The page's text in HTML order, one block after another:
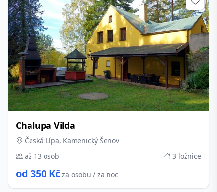
Chalupa Vilda
Česká Lípa, Kamenický Šenov
až 13 osob
3 ložnice
od 350 Kč za osobu / za noc